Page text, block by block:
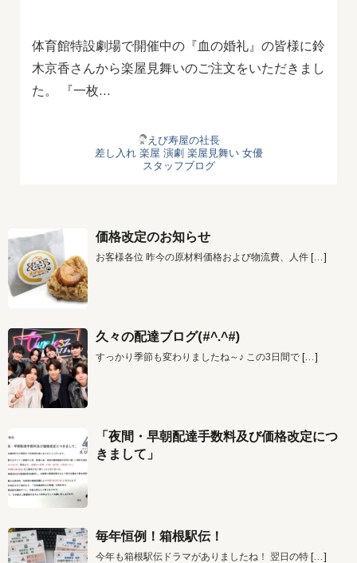
体育館特設劇場で開催中の『血の婚礼』の皆様に鈴
木京香さんから楽屋見舞いのご注文をいただきまし
た。 『一枚…
えび寿屋の社長
差し入れ 楽屋 演劇 楽屋見舞い 女優
スタッフブログ
価格改定のお知らせ
お客様各位 昨今の原材料価格および物流費、人件 […]
久々の配達ブログ(#^.^#)
すっかり季節も変わりましたね～♪ この3日間で […]
「夜間・早朝配達手数料及び価格改定につ
きまして」
毎年恒例！箱根駅伝！
今年も箱根駅伝ドラマがありましたね！ 翌日の特 […]